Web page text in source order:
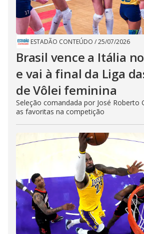
ESTADÃO CONTEÚDO /25/07/2026
Brasil vence a Itália
e vai à final da Liga
de Vôlei feminina
Seleção comandada por José Roberto
as favoritas na competição